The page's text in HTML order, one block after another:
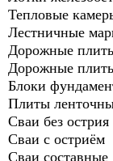
Тепловые
Лестничные
Дорожные
Дорожные
Блоки
Плиты
Сваи без острия
Сваи с остриём
Сваи составные